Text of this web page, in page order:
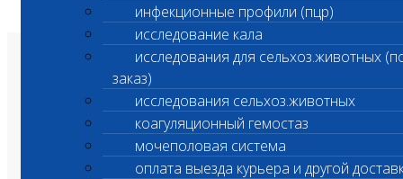
инфекционные профили (пцр)
исследование кала
исследования для сельхоз.животных
заказ)
исследования сельхоз.животных
коагуляционный гемостаз
мочеполовая система
оплата выезда курьера и другой
О лаборатории
Анализы и цены
Ветеринарные центры
Владельцам
Врачам и клиникам
Бланки лаборатории
Банк донорской крови
Адреса лабораторий